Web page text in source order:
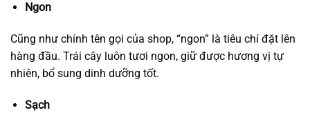
Ngon
Cũng như chính tên gọi của shop, “ngon” là tiêu chí đặt lên
hàng đầu. Trái cây luôn tươi ngon, giữ được hương vị tự
nhiên, bổ sung dinh dưỡng tốt.
Sạch